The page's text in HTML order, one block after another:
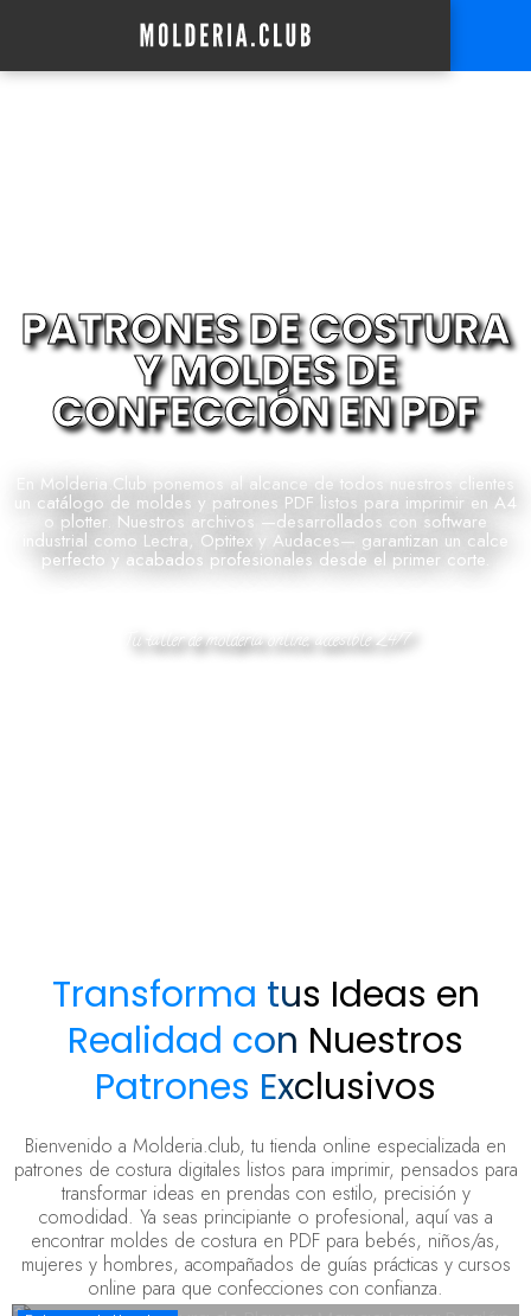
PATRONES DE COSTURA
Y MOLDES DE
CONFECCIÓN EN PDF
En Molderia.Club ponemos al alcance de todos nuestros clientes
un catálogo de moldes y patrones PDF listos para imprimir en A4
o plotter. Nuestros archivos —desarrollados con software
industrial como Lectra, Optitex y Audaces— garantizan un calce
perfecto y acabados profesionales desde el primer corte.
Tu taller de moldería online, accesible 24/7
Transforma tus Ideas en
Realidad con Nuestros
Patrones Exclusivos
Bienvenido a Molderia.club, tu tienda online especializada en
patrones de costura digitales listos para imprimir, pensados para
transformar ideas en prendas con estilo, precisión y
comodidad. Ya seas principiante o profesional, aquí vas a
encontrar moldes de costura en PDF para bebés, niños/as,
mujeres y hombres, acompañados de guías prácticas y cursos
online para que confecciones con confianza.